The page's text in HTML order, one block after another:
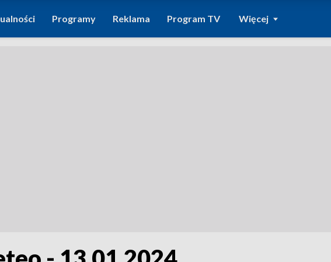
Programy Reklama Program TV Więcej